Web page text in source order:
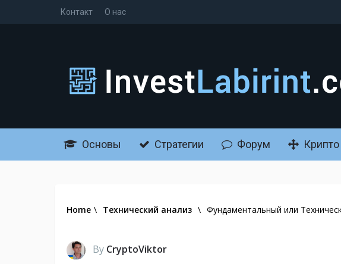
Контакт О нас
Основы Стратегии Форум
Home \ Технический анализ \ Фундаментальный или
By CryptoViktor